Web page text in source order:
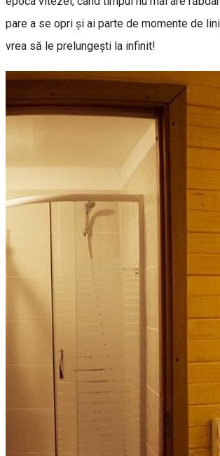
pare a se opri şi ai parte de momente de
vrea să le prelungeşti la infinit!